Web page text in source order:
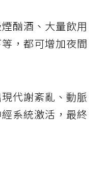
酗酒、大量飲用
，都可增加夜間
代謝紊亂、動脈
系統激活，最終